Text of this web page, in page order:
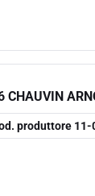
produttore 11-